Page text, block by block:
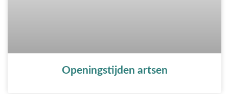
Openingstijden artsen